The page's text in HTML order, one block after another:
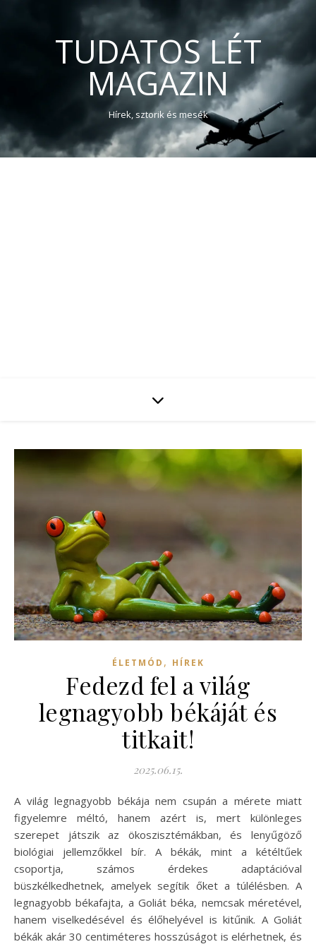
TUDATOS LÉT
MAGAZIN
Hírek, sztorik és mesék
ÉLETMÓD , HÍREK
Fedezd fel a világ
legnagyobb békáját és
titkait!
2025.06.15.
A világ legnagyobb békája nem csupán a mérete miatt
figyelemre méltó, hanem azért is, mert különleges
szerepet játszik az ökoszisztémákban, és lenyűgöző
biológiai jellemzőkkel bír. A békák, mint a kétéltűek
csoportja, számos érdekes adaptációval
büszkélkedhetnek, amelyek segítik őket a túlélésben. A
legnagyobb békafajta, a Goliát béka, nemcsak méretével,
hanem viselkedésével és élőhelyével is kitűnik. A Goliát
békák akár 30 centiméteres hosszúságot is elérhetnek, és